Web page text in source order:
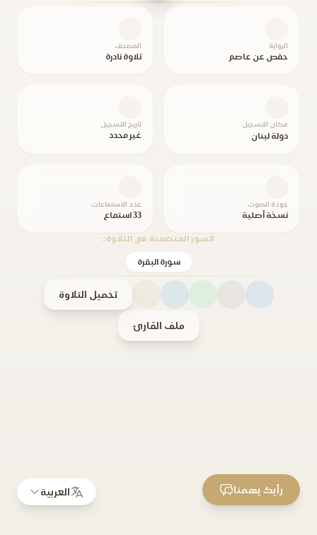
الرواية
حفص عن عاصم
المصحف
تلاوة نادرة
مكان التسجيل
دولة لبنان
تاريخ التسجيل
غير محدد
جودة الصوت
نسخة أصلية
عدد الاستماعات
33 استماع
السور المتضمنة في التلاوة:
سورة البقرة
تحميل التلاوة
ملف القارئ
العربية رأيك يهمنا